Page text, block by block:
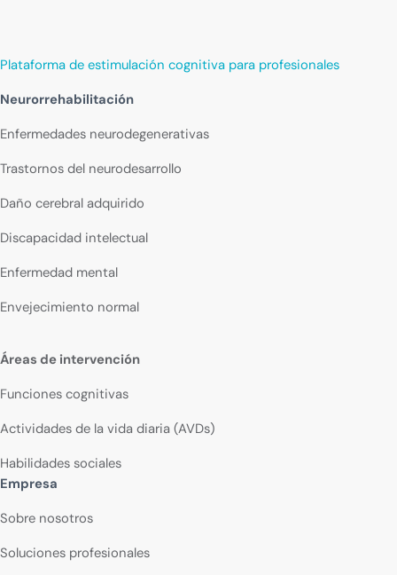
Plataforma de estimulación cognitiva para profesionales
Neurorrehabilitación
Enfermedades neurodegenerativas
Trastornos del neurodesarrollo
Daño cerebral adquirido
Discapacidad intelectual
Enfermedad mental
Envejecimiento normal
Áreas de intervención
Funciones cognitivas
Actividades de la vida diaria (AVDs)
Habilidades sociales
Empresa
Sobre nosotros
Soluciones profesionales